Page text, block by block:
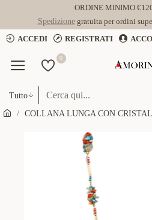
ORDINE MINIMO
Spedizionegratuita per ordini
ACCEDI
REGISTRATI
0
Tutto
COLLANA LUNGA CON